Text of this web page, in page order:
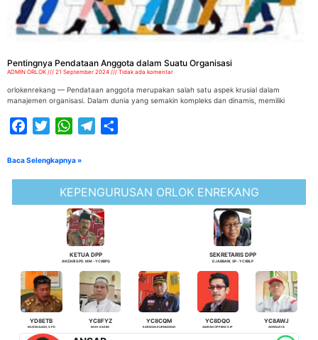
Pentingnya Pendataan Anggota dalam Suatu Organisasi
ADMIN ORLOK 21 September 2024 Tidak ada komentar
orlokenrekang — Pendataan anggota merupakan salah satu aspek krusial dalam
manajemen organisasi. Dalam dunia yang semakin kompleks dan dinamis, memiliki
FacebookTwitterWhatsAppTelegram
Baca Selengkapnya »
KEPENGURUSAN ORLOK ENREKANG
KETUA DPP
ANZARI S.PD. MM - YC8BPQ
SEKRETARIS DPP
DJABBARI, SP - YC8BLP
YD8ETB
MUSMULIADI, S.PD
YC8FYZ
MUH. KASIM
YC8CQM
KARMAN KURNIAWAN
YC8DQO
AMRAN OPPENG S.IP
YC8AWJ
ADIWIJAYA